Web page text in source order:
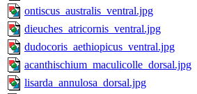
ontiscus_australis_ventral.jpg
dieuches_atricornis_ventral.jpg
dudocoris_aethiopicus_ventral.jpg
acanthischium_maculicolle_dorsal.jpg
lisarda_annulosa_dorsal.jpg